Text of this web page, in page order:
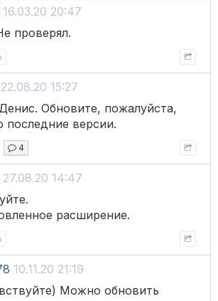
16.03.20 20:47
проверял.
22.08.20 15:27
Обновите, пожалуйста,
последние версии.
4
27.08.20 14:47
расширение.
10.11.20 21:19
Можно обновить